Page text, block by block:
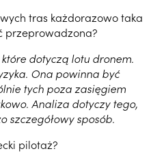
tras każdorazowo taka
przeprowadzona?
dotyczą lotu dronem.
Ona powinna być
tych poza zasięgiem
Analiza dotyczy tego,
szczegółowy sposób.
pilotaż?